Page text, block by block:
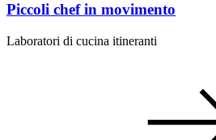
Piccoli chef in movimento
Laboratori di cucina itineranti